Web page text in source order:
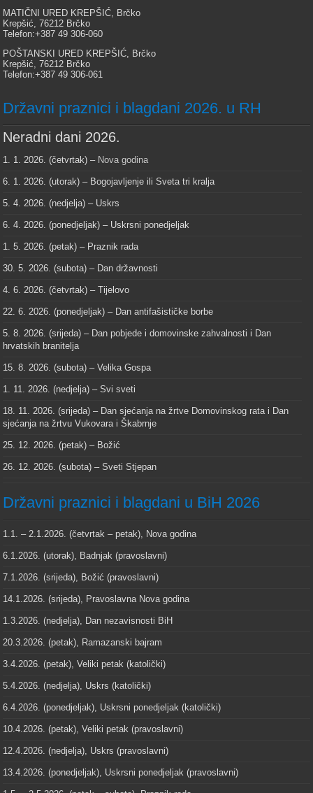
MATIČNI URED KREPŠIĆ, Brčko
Krepšić, 76212 Brčko
Telefon:+387 49 306-060
POŠTANSKI URED KREPŠIĆ, Brčko
Krepšić, 76212 Brčko
Telefon:+387 49 306-061
Državni praznici i blagdani 2026. u RH
Neradni dani 2026.
1. 1. 2026. (četvrtak) – Nova godina
6. 1. 2026. (utorak) – Bogojavljenje ili Sveta tri kralja
5. 4. 2026. (nedjelja) – Uskrs
6. 4. 2026. (ponedjeljak) – Uskrsni ponedjeljak
1. 5. 2026. (petak) – Praznik rada
30. 5. 2026. (subota) – Dan državnosti
4. 6. 2026. (četvrtak) – Tijelovo
22. 6. 2026. (ponedjeljak) – Dan antifašističke borbe
5. 8. 2026. (srijeda) – Dan pobjede i domovinske zahvalnosti i Dan
hrvatskih branitelja
15. 8. 2026. (subota) – Velika Gospa
1. 11. 2026. (nedjelja) – Svi sveti
18. 11. 2026. (srijeda) – Dan sjećanja na žrtve Domovinskog rata i Dan
sjećanja na žrtvu Vukovara i Škabrnje
25. 12. 2026. (petak) – Božić
26. 12. 2026. (subota) – Sveti Stjepan
Državni praznici i blagdani u BiH 2026
1.1. – 2.1.2026. (četvrtak – petak), Nova godina
6.1.2026. (utorak), Badnjak (pravoslavni)
7.1.2026. (srijeda), Božić (pravoslavni)
14.1.2026. (srijeda), Pravoslavna Nova godina
1.3.2026. (nedjelja), Dan nezavisnosti BiH
20.3.2026. (petak), Ramazanski bajram
3.4.2026. (petak), Veliki petak (katolički)
5.4.2026. (nedjelja), Uskrs (katolički)
6.4.2026. (ponedjeljak), Uskrsni ponedjeljak (katolički)
10.4.2026. (petak), Veliki petak (pravoslavni)
12.4.2026. (nedjelja), Uskrs (pravoslavni)
13.4.2026. (ponedjeljak), Uskrsni ponedjeljak (pravoslavni)